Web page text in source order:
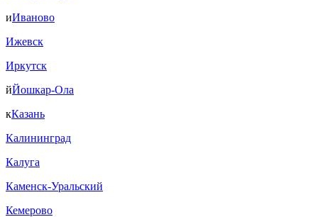
иИваново
Ижевск
Иркутск
йЙошкар-Ола
кКазань
Калининград
Калуга
Каменск-Уральский
Кемерово